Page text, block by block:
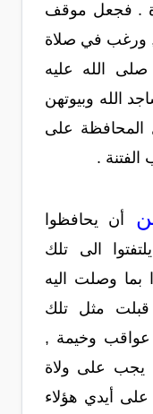
. فجعل موقف
, ورغب في صلاة
صلى الله عليه
الله وبيوتهن
على
الفتنة .
أن يحافظوا
الى تلك
بما وصلت اليه
قبلت مثل تلك
عواقب وخيمة ,
يجب على ولاة
على أيدي هؤلاء